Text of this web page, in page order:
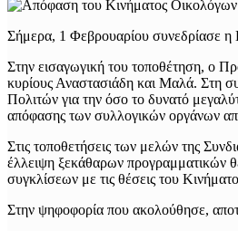
Σήμερα, 1 Φεβρουαρίου συνεδρίασε η
Στην εισαγωγική του τοποθέτηση, ο
κυρίους Αναστασιάδη και Μαλά. Στη
Πολιτών για την όσο το δυνατό
απόφασης των συλλογικών οργάνων
Στις τοποθετήσεις των μελών της
έλλειψη ξεκάθαρων προγραμματικών
συγκλίσεων με τις θέσεις του
Στην ψηφοφορία που ακολούθησε,